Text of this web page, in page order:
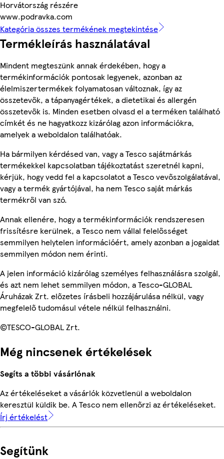
Horvátország részére
www.podravka.com
Kategória összes termékének megtekintése
Termékleírás használatával
Mindent megteszünk annak érdekében, hogy a
termékinformációk pontosak legyenek, azonban az
élelmiszertermékek folyamatosan változnak, így az
összetevők, a tápanyagértékek, a dietetikai és allergén
összetevők is. Minden esetben olvasd el a terméken található
címkét és ne hagyatkozz kizárólag azon információkra,
amelyek a weboldalon találhatóak.
Ha bármilyen kérdésed van, vagy a Tesco sajátmárkás
termékekkel kapcsolatban tájékoztatást szeretnél kapni,
kérjük, hogy vedd fel a kapcsolatot a Tesco vevőszolgálatával,
vagy a termék gyártójával, ha nem Tesco saját márkás
termékről van szó.
Annak ellenére, hogy a termékinformációk rendszeresen
frissítésre kerülnek, a Tesco nem vállal felelősséget
semmilyen helytelen információért, amely azonban a jogaidat
semmilyen módon nem érinti.
A jelen információ kizárólag személyes felhasználásra szolgál,
és azt nem lehet semmilyen módon, a Tesco-GLOBAL
Áruházak Zrt. előzetes írásbeli hozzájárulása nélkül, vagy
megfelelő tudomásul vétele nélkül felhasználni.
©TESCO-GLOBAL Zrt.
Még nincsenek értékelések
Segíts a többi vásárlónak
Az értékeléseket a vásárlók közvetlenül a weboldalon
keresztül küldik be. A Tesco nem ellenőrzi az értékeléseket.
Írj értékelést
Segítünk